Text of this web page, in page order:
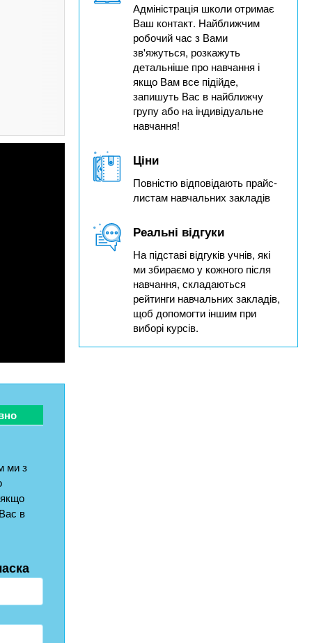
ми з
в
Адміністрація школи отримає
Ваш контакт. Найближчим
робочий час з Вами
зв'яжуться, розкажуть
детальніше про навчання і
якщо Вам все підійде,
запишуть Вас в найближчу
групу або на індивідуальне
навчання!
Ціни
Повністю відповідають прайс-
листам навчальних закладів
Реальні відгуки
На підставі відгуків учнів, які
ми збираємо у кожного після
навчання, складаються
рейтинги навчальних закладів,
щоб допомогти іншим при
виборі курсів.